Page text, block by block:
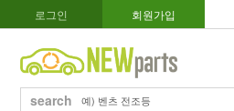
로그인 회원가입
search